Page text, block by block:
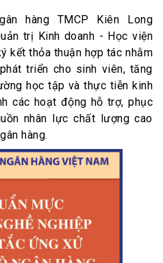
hàng TMCP Kiên Long
trị Kinh doanh - Học viện
kết thỏa thuận hợp tác nhằm
triển cho sinh viên, tăng
học tập và thực tiễn kinh
các hoạt động hỗ trợ, phục
nhân lực chất lượng cao
hàng.